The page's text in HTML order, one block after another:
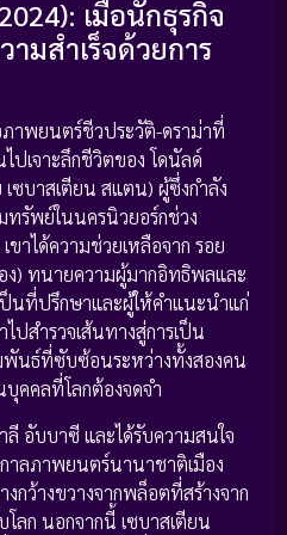
เมื่อนักธุรกิจ
มสำเร็จด้วยการ
าพยนตร์ชีวประวัติ-ดราม่าที่
ไปเจาะลึกชีวิตของ โดนัลด์
ซบาสเตียน สแตน) ผู้ซึ่งกำลัง
ทรัพย์ในนครนิวยอร์กช่วง
าได้ความช่วยเหลือจาก รอย
ง) ทนายความผู้มากอิทธิพลและ
ป็นที่ปรึกษาและผู้ให้คำแนะนำแก่
ปสำรวจเส้นทางสู่การเป็น
นธ์ที่ซับซ้อนระหว่างทั้งสองคน
คคลที่โลกต้องจดจำ
อับบาซี และได้รับความสนใจ
าลภาพยนตร์นานาชาติเมือง
กว้างขวางจากพล็อตที่สร้างจาก
โลก นอกจากนี้ เซบาสเตียน